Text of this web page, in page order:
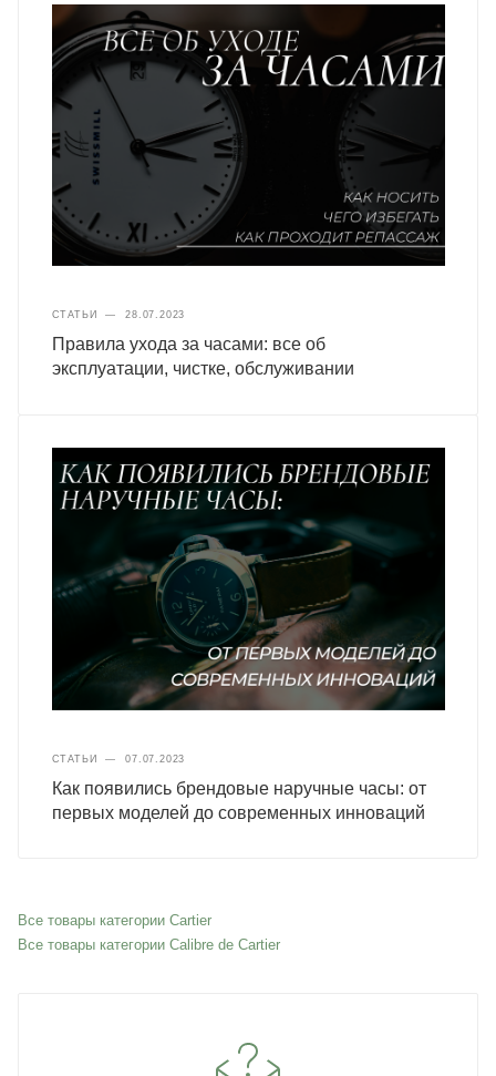
СТАТЬИ — 28.07.2023
Правила ухода за часами: все об
эксплуатации, чистке, обслуживании
СТАТЬИ — 07.07.2023
Как появились брендовые наручные часы: от
первых моделей до современных инноваций
Все товары категории Cartier
Все товары категории Calibre de Cartier